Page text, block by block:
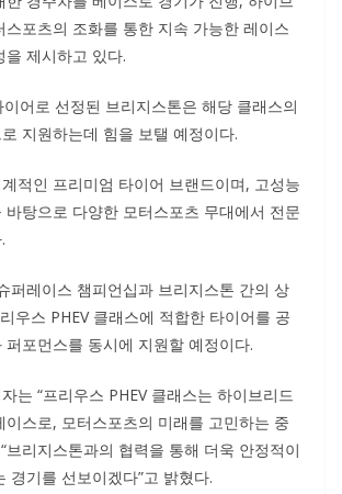
스포츠의 조화를 통한 지속 가능한 레이스
을 제시하고 있다.
어로 선정된 브리지스톤은 해당 클래스의
지원하는데 힘을 보탤 예정이다.
적인 프리미엄 타이어 브랜드이며, 고성능
바탕으로 다양한 모터스포츠 무대에서 전문
퍼레이스 챔피언십과 브리지스톤 간의 상
우스 PHEV 클래스에 적합한 타이어를 공
퍼포먼스를 동시에 지원할 예정이다.
는 “프리우스 PHEV 클래스는 하이브리드
이스로, 모터스포츠의 미래를 고민하는 중
브리지스톤과의 협력을 통해 더욱 안정적이
경기를 선보이겠다”고 밝혔다.